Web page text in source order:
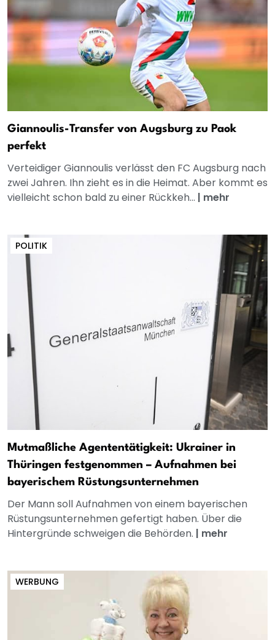
Giannoulis-Transfer von Augsburg zu Paok
perfekt
Verteidiger Giannoulis verlässt den FC Augsburg nach
zwei Jahren. Ihn zieht es in die Heimat. Aber kommt es
vielleicht schon bald zu einer Rückkeh... | mehr
POLITIK
Mutmaßliche Agententätigkeit: Ukrainer in
Thüringen festgenommen – Aufnahmen bei
bayerischem Rüstungsunternehmen
Der Mann soll Aufnahmen von einem bayerischen
Rüstungsunternehmen gefertigt haben. Über die
Hintergründe schweigen die Behörden. | mehr
WERBUNG